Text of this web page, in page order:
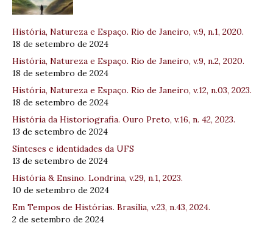
História, Natureza e Espaço. Rio de Janeiro, v.9, n.1, 2020.
18 de setembro de 2024
História, Natureza e Espaço. Rio de Janeiro, v.9, n.2, 2020.
18 de setembro de 2024
História, Natureza e Espaço. Rio de Janeiro, v.12, n.03, 2023.
18 de setembro de 2024
História da Historiografia. Ouro Preto, v.16, n. 42, 2023.
13 de setembro de 2024
Sínteses e identidades da UFS
13 de setembro de 2024
História & Ensino. Londrina, v.29, n.1, 2023.
10 de setembro de 2024
Em Tempos de Histórias. Brasília, v.23, n.43, 2024.
2 de setembro de 2024